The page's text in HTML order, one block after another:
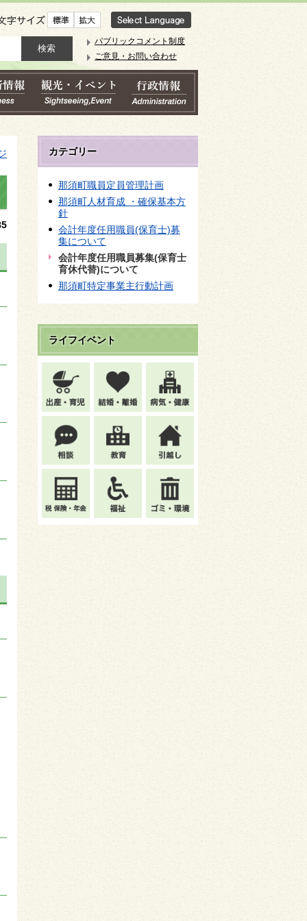
文字サイズ
パブリックコメント制度
ご意見・お問い合わせ
カテゴリー
那須町職員定員管理計画
那須町人材育成 ・確保基本方
針
会計年度任用職員(保育士)募
集について
会計年度任用職員募集(保育士
育休代替)について
那須町特定事業主行動計画
ライフイベント